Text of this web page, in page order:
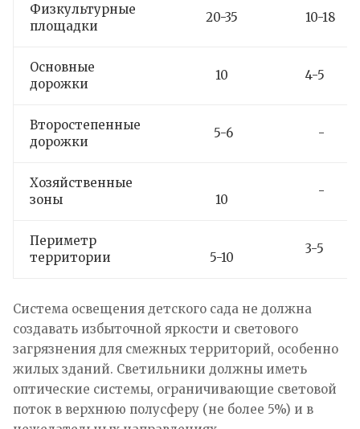
Физкультурные
площадки
20-35 10-18
Основные
дорожки
10 4-5
Второстепенные
дорожки
5-6 -
Хозяйственные
зоны
10
-
Периметр
территории
5-10
3-5
Система освещения детского сада не должна
создавать избыточной яркости и светового
загрязнения для смежных территорий, особенно
жилых зданий. Светильники должны иметь
оптические системы, ограничивающие световой
поток в верхнюю полусферу (не более 5%) и в